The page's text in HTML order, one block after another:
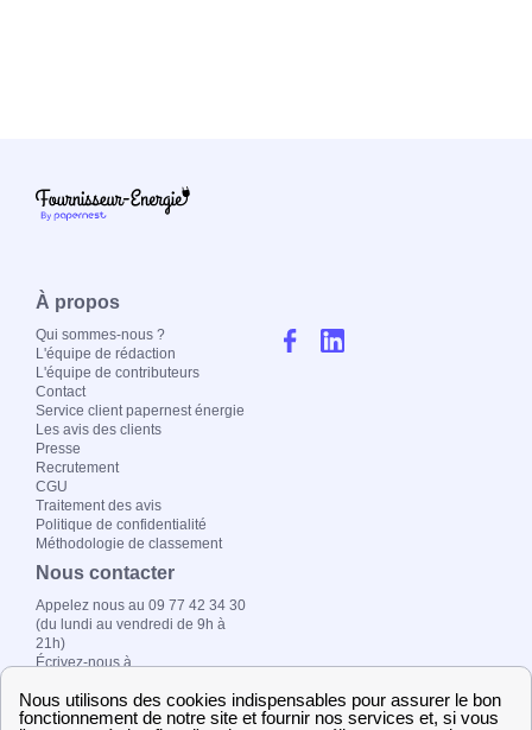
À propos
Qui sommes-nous ?
L'équipe de rédaction
L'équipe de contributeurs
Contact
Service client papernest énergie
Les avis des clients
Presse
Recrutement
CGU
Traitement des avis
Politique de confidentialité
Méthodologie de classement
Nous contacter
Appelez nous au 09 77 42 34 30
(du lundi au vendredi de 9h à
21h)
Écrivez-nous à
Adresse postale : 157 boulevard
MacDonald, 75019 Paris